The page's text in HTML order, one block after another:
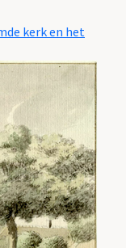
kerk en het